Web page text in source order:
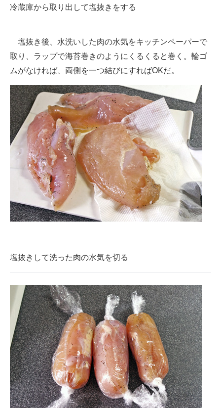
冷蔵庫から取り出して塩抜きをする
塩抜き後、水洗いした肉の水気をキッチンペーパーで
取り、ラップで海苔巻きのようにくるくると巻く。輪ゴ
ムがなければ、両側を一つ結びにすればOKだ。
塩抜きして洗った肉の水気を切る